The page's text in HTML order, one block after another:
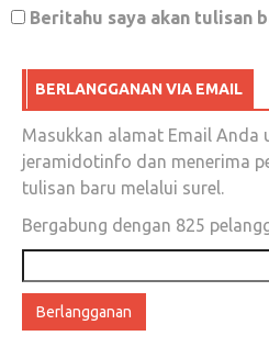
Beritahu saya akan tulisan
BERLANGGANAN VIA EMAIL
Masukkan alamat Email Anda
jeramidotinfo dan menerima
tulisan baru melalui surel.
Bergabung dengan 825
email